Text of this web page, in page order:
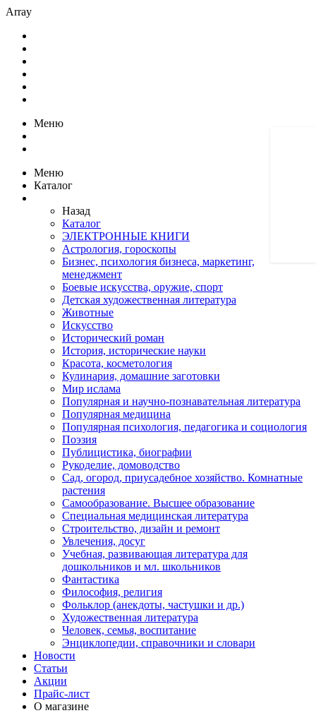
Array
Меню
Меню
Каталог
Назад
Каталог
ЭЛЕКТРОННЫЕ КНИГИ
Астрология, гороскопы
Бизнес, психология бизнеса, маркетинг,
менеджмент
Боевые искусства, оружие, спорт
Детская художественная литература
Животные
Искусство
Исторический роман
История, исторические науки
Красота, косметология
Кулинария, домашние заготовки
Мир ислама
Популярная и научно-познавательная литература
Популярная медицина
Популярная психология, педагогика и социология
Поэзия
Публицистика, биографии
Рукоделие, домоводство
Сад, огород, приусадебное хозяйство. Комнатные
растения
Самообразование. Высшее образование
Специальная медицинская литература
Строительство, дизайн и ремонт
Увлечения, досуг
Учебная, развивающая литература для
дошкольников и мл. школьников
Фантастика
Философия, религия
Фольклор (анекдоты, частушки и др.)
Художественная литература
Человек, семья, воспитание
Энциклопедии, справочники и словари
Новости
Статьи
Акции
Прайс-лист
О магазине